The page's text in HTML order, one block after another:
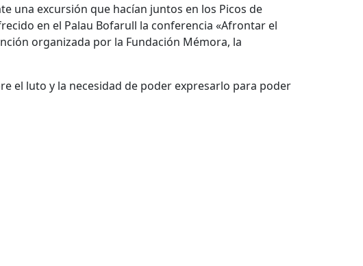
una excursión que hacían juntos en los Picos de
en el Palau Bofarull la conferencia «Afrontar el
organizada por la Fundación Mémora, la
el luto y la necesidad de poder expresarlo para poder